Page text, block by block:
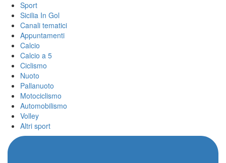
Sport
Sicilia In Gol
Canali tematici
Appuntamenti
Calcio
Calcio a 5
Ciclismo
Nuoto
Pallanuoto
Motociclismo
Automobilismo
Volley
Altri sport